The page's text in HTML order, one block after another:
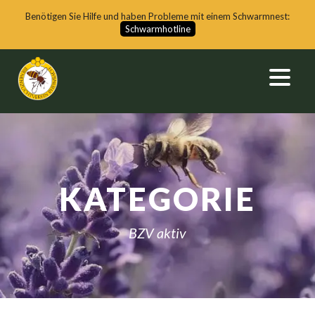
Benötigen Sie Hilfe und haben Probleme mit einem Schwarmnest:
Schwarmhotline
KATEGORIE
BZV aktiv